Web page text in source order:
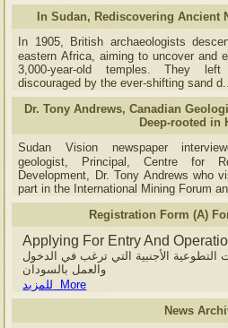
In Sudan, Rediscovering Ancient
In 1905, British archaeologists
eastern Africa, aiming to uncover and
3,000-year-old temples. They
discouraged by the ever-shifting sand d..
Dr. Tony Andrews, Canadian
Deep-rooted in
Sudan Vision newspaper
geologist, Principal, Centre for
Development, Dr. Tony Andrews who
part in the International Mining Forum
Registration Form (A)
Applying For Entry And
الأجنبية التي ترغب في الدخول
والعمل بالسودان
للمزيد More
News